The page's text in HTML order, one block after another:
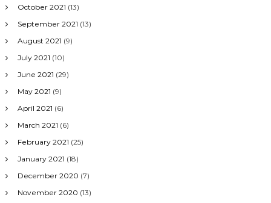
October 2021 (13)
September 2021 (13)
August 2021 (9)
July 2021 (10)
June 2021 (29)
May 2021 (9)
April 2021 (6)
March 2021 (6)
February 2021 (25)
January 2021 (18)
December 2020 (7)
November 2020 (13)